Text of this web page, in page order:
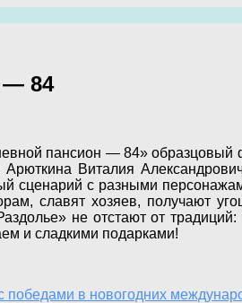
— 84
пансион — 84» образцовый
Виталия
сценарий с разными
славят хозяев, получают
не отстают от
и сладкими подарками!
победами в новогодних